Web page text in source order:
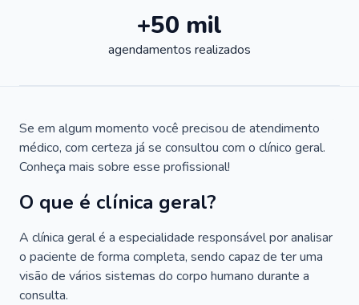
+50 mil
agendamentos realizados
Se em algum momento você precisou de atendimento
médico, com certeza já se consultou com o clínico geral.
Conheça mais sobre esse profissional!
O que é clínica geral?
A clínica geral é a especialidade responsável por analisar
o paciente de forma completa, sendo capaz de ter uma
visão de vários sistemas do corpo humano durante a
consulta.